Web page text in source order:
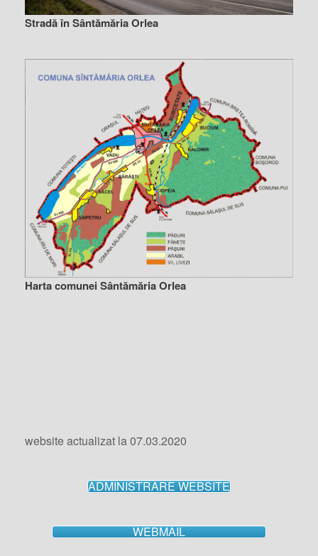
Stradă în Sântămăria Orlea
Harta comunei Sântămăria Orlea
website actualizat la 07.03.2020
ADMINISTRARE WEBSITE
WEBMAIL